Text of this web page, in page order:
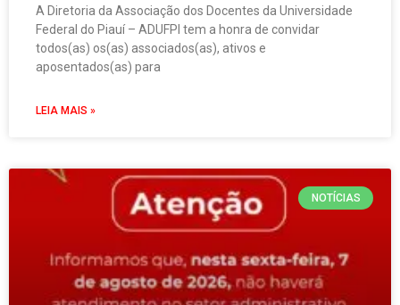
A Diretoria da Associação dos Docentes da Universidade
Federal do Piauí – ADUFPI tem a honra de convidar
todos(as) os(as) associados(as), ativos e
aposentados(as) para
LEIA MAIS »
NOTÍCIAS